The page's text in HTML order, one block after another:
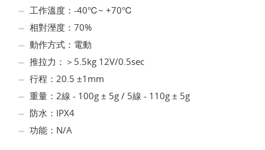
工作溫度：-40℃~ +70℃
相對溼度：70%
動作方式：電動
推拉力：＞5.5kg 12V/0.5sec
行程：20.5 ±1mm
重量：2線 - 100g ± 5g / 5線 - 110g ± 5g
防水：IPX4
功能：N/A